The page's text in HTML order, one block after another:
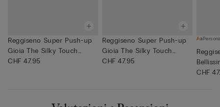
Reggiseno Super Push-up
Gioia The Silky Touch
Micr...
CHF 47.95
Reggiseno Super Push-up
Gioia The Silky Touch
Micr...
CHF 47.95
CHF